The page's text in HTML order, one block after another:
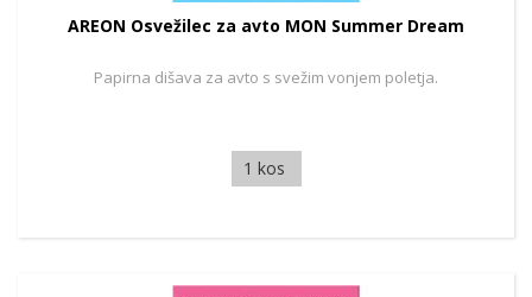
AREON Osvežilec za avto MON Summer Dream
Papirna dišava za avto s svežim vonjem poletja.
1 kos